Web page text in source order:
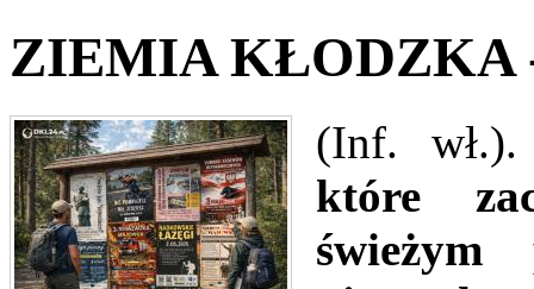
ZIEMIA KŁODZKA
(Inf.
które